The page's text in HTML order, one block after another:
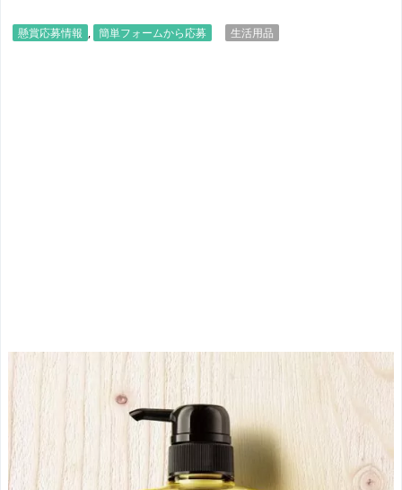
懸賞応募情報 , 簡単フォームから応募 生活用品